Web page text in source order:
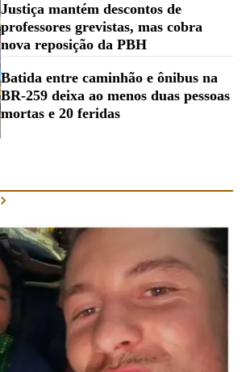
Justiça mantém descontos de
professores grevistas, mas cobra
nova reposição da PBH
Batida entre caminhão e ônibus na
BR-259 deixa ao menos duas pessoas
mortas e 20 feridas